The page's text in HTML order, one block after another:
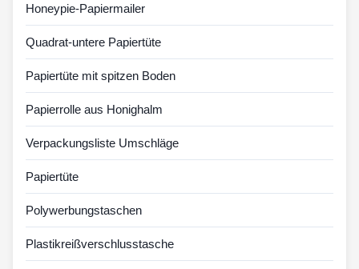
Honeypie-Papiermailer
Quadrat-untere Papiertüte
Papiertüte mit spitzen Boden
Papierrolle aus Honighalm
Verpackungsliste Umschläge
Papiertüte
Polywerbungstaschen
Plastikreißverschlusstasche